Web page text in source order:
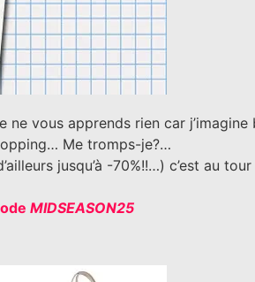
vous apprends rien car j’imagine
Me tromps-je?…
jusqu’à -70%!!…) c’est au
MIDSEASON25